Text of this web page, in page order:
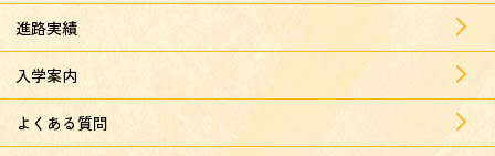
進路実績
入学案内
よくある質問